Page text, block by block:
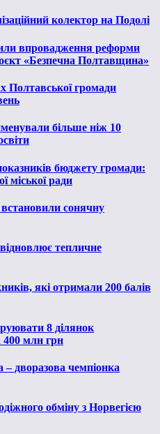
колектор на Подолі
впровадження реформи
«Безпечна Полтавщина»
Полтавської громади
більше ніж 10
бюджету громади:
міської ради
сонячну
тепличне
які отримали 200 балів
8 ділянок
400 млн грн
дворазова чемпіонка
обміну з Норвегією